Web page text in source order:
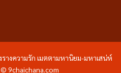
รางความรัก เมตตามหานิยม-มหาเสน่ห์
9chaichana.com